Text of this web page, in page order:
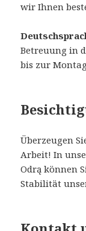
wir Ihnen
Betreuung in
bis zur
Überzeugen
Arbeit! In
Odrą können
Stabilität